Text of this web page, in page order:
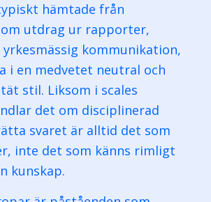
hämtade från
utdrag ur rapporter,
kommunikation,
i en medvetet neutral och
stil. Liksom i scales
det om disciplinerad
svaret är alltid det som
inte det som känns rimligt
kunskap.